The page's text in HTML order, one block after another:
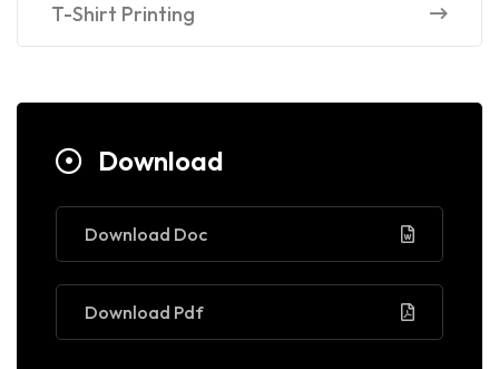
T-Shirt Printing
Download
Download Doc
Download Pdf